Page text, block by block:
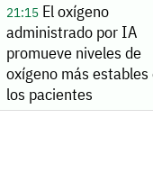
21:15El oxígeno
administrado por IA
promueve niveles de
oxígeno más estables
los pacientes